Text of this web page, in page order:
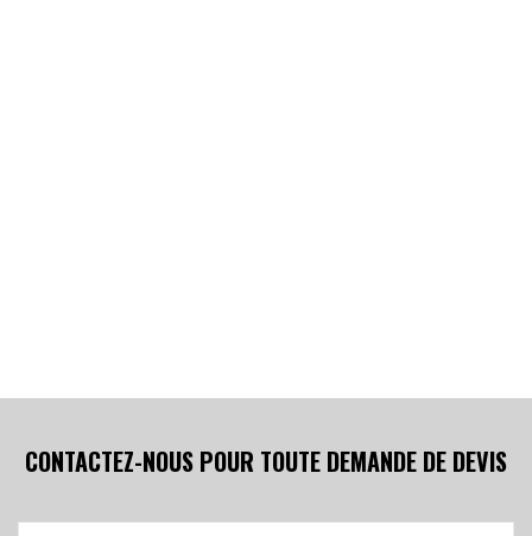
CONTACTEZ-NOUS POUR TOUTE DEMANDE DE DEVIS